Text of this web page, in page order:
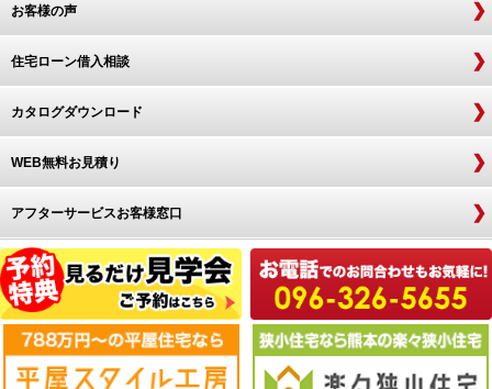
お客様の声
住宅ローン借入相談
カタログダウンロード
WEB無料お見積り
アフターサービスお客様窓口